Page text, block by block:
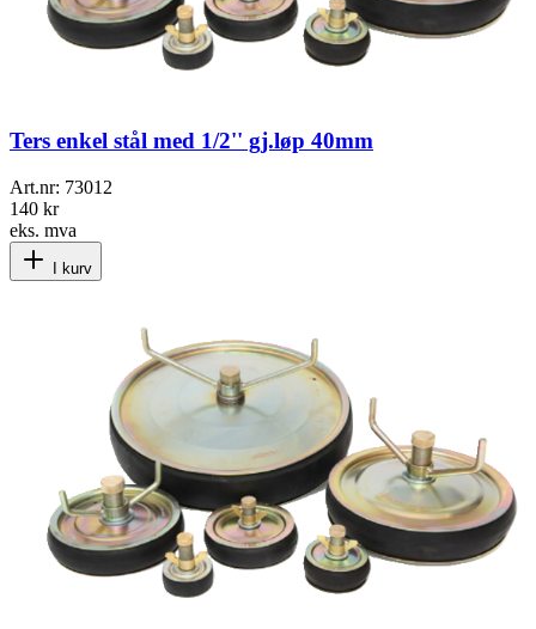
Ters enkel stål med 1/2'' gj.løp 40mm
Art.nr: 73012
140 kr
eks. mva
I kurv